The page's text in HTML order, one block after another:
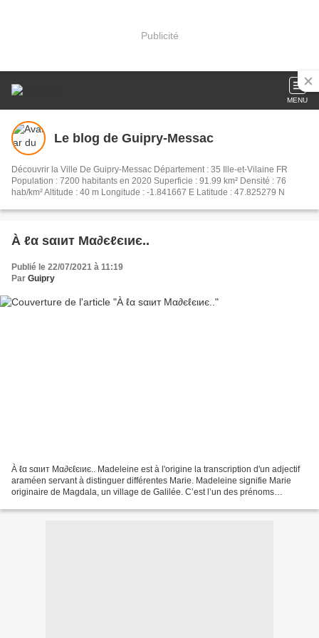
Publicité
MENU
Le blog de Guipry-Messac
Découvrir la Ville De Guipry-Messac Département : 35 Ille-et-Vilaine FR
Population : 7200 habitants en 2020 Superficie : 91.99 km² Densité : 76
hab/km² Altitude : 40 m Longitude : -1.841667 E Latitude : 47.825279 N
À ℓα ѕαιит Mα∂єℓєιиє..
Publié le 22/07/2021 à 11:19
Par Guipry
À ℓα ѕαιит Mα∂єℓєιиє.. Madeleine est à l'origine la transcription d'un adjectif
araméen servant à distinguer différentes Marie. Madeleine signifie Marie
originaire de Magdala, un village de Galilée. C’est l’un des prénoms